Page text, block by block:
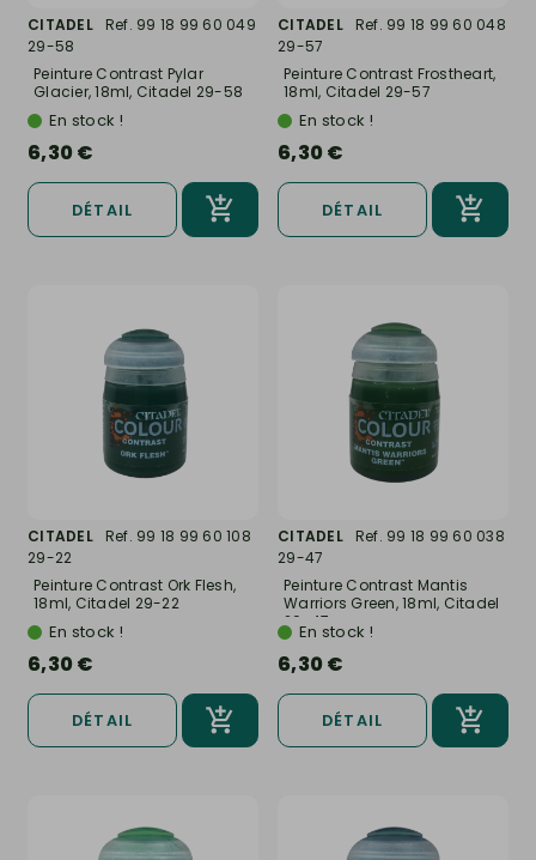
CITADEL
Ref. 99 18 99 60 049
29-58
Peinture Contrast Pylar
Glacier, 18ml, Citadel 29-58
En stock !
6,30 €
DÉTAIL
CITADEL
Ref. 99 18 99 60 048
29-57
Peinture Contrast Frostheart,
18ml, Citadel 29-57
En stock !
6,30 €
DÉTAIL
CITADEL
Ref. 99 18 99 60 108
29-22
Peinture Contrast Ork Flesh,
18ml, Citadel 29-22
En stock !
6,30 €
DÉTAIL
CITADEL
Ref. 99 18 99 60 038
29-47
Peinture Contrast Mantis
Warriors Green, 18ml, Citadel
29-47
En stock !
6,30 €
DÉTAIL